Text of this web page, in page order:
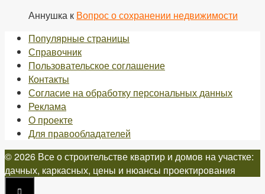
Аннушка к Вопрос о сохранении недвижимости
Популярные страницы
Справочник
Пользовательское соглашение
Контакты
Согласие на обработку персональных данных
Реклама
О проекте
Для правообладателей
© 2026 Все о строительстве квартир и домов на участке:
дачных, каркасных, цены и нюансы проектирования